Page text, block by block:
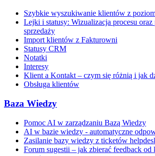
Szybkie wyszukiwanie klientów z
Lejki i statusy: Wizualizacja procesu
sprzedaży
Import klientów z Fakturowni
Statusy CRM
Notatki
Interesy
Klient a Kontakt – czym się różnią i jak
Obsługa klientów
Baza Wiedzy
Pomoc AI w zarządzaniu Bazą Wiedzy
AI w bazie wiedzy - automatyczne
Zasilanie bazy wiedzy z ticketów
Forum sugestii – jak zbierać feedback